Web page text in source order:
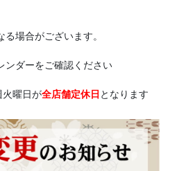
場合がございます。
ンダーをご確認ください
火曜日が全店舗定休日 となります